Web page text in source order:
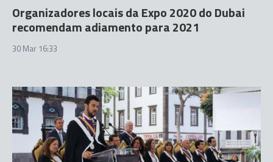
Organizadores locais da Expo 2020 do Dubai
recomendam adiamento para 2021
30 Mar 16:33